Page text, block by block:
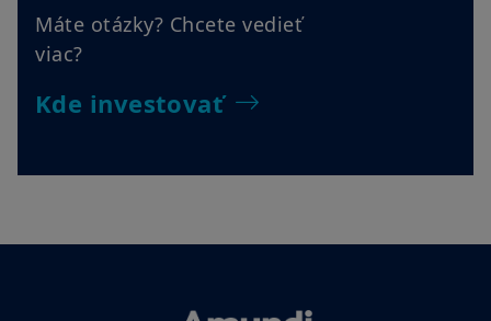
Máte otázky? Chcete vedieť
viac?
Kde investovať